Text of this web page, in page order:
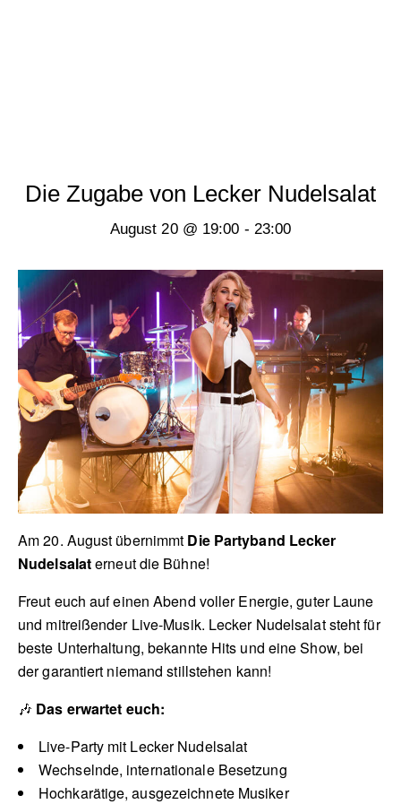
Die Zugabe von Lecker Nudelsalat
August 20 @ 19:00 - 23:00
Am 20. August übernimmt Die Partyband Lecker
Nudelsalaterneut die Bühne!
Freut euch auf einen Abend voller Energie, guter Laune
und mitreißender Live-Musik. Lecker Nudelsalat steht für
beste Unterhaltung, bekannte Hits und eine Show, bei
der garantiert niemand stillstehen kann!
🎶 Das erwartet euch:
Live-Party mit Lecker Nudelsalat
Wechselnde, internationale Besetzung
Hochkarätige, ausgezeichnete Musiker